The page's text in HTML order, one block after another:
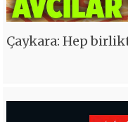
Çaykara: Hep